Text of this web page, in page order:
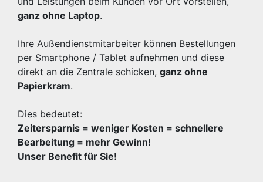
ganz ohne Laptop.
Ihre Außendienstmitarbeiter können Bestellungen
per Smartphone / Tablet aufnehmen und diese
direkt an die Zentrale schicken, ganz ohne
Papierkram.
Dies bedeutet:
Zeitersparnis = weniger Kosten = schnellere
Bearbeitung = mehr Gewinn!
Unser Benefit für Sie!